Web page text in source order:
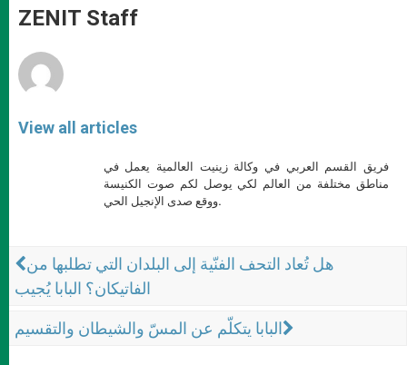
p
p
g
e
o
k
ZENIT Staff
View all articles
فريق القسم العربي في وكالة زينيت العالمية يعمل في
مناطق مختلفة من العالم لكي يوصل لكم صوت الكنيسة
ووقع صدى الإنجيل الحي.
هل تُعاد التحف الفنّية إلى البلدان التي تطلبها من
الفاتيكان؟ البابا يُجيب
البابا يتكلّم عن المسّ والشيطان والتقسيم